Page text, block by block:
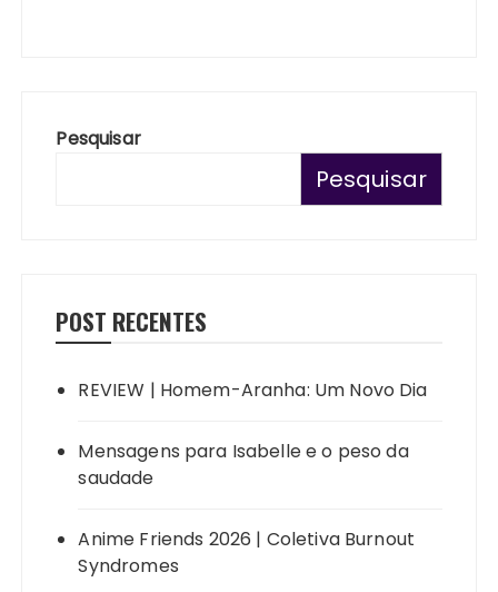
Pesquisar
Pesquisar
POST RECENTES
REVIEW | Homem-Aranha: Um Novo Dia
Mensagens para Isabelle e o peso da
saudade
Anime Friends 2026 | Coletiva Burnout
Syndromes